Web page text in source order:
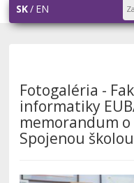
SK EN
Fotogaléria -
informatiky
memorandum
Spojenou